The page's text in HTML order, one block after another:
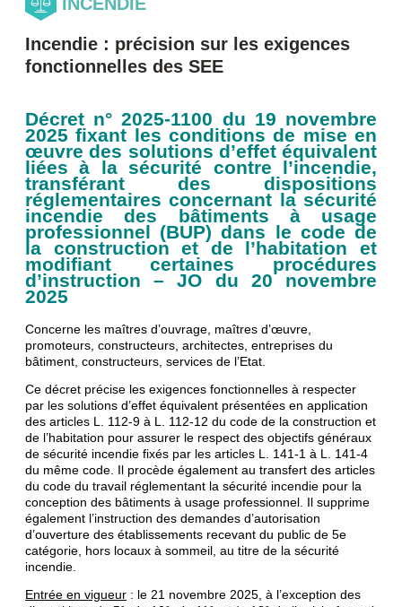
Incendie : précision sur les exigences
fonctionnelles des SEE
Décret n° 2025-1100 du 19 novembre
2025 fixant les conditions de mise en
œuvre des solutions d’effet équivalent
liées à la sécurité contre l’incendie,
transférant des dispositions
réglementaires concernant la sécurité
incendie des bâtiments à usage
professionnel (BUP) dans le code de
la construction et de l’habitation et
modifiant certaines procédures
d’instruction – JO du 20 novembre
2025
Concerne les maîtres d’ouvrage, maîtres d’œuvre,
promoteurs, constructeurs, architectes, entreprises du
bâtiment, constructeurs, services de l’Etat.
Ce décret précise les exigences fonctionnelles à respecter
par les solutions d’effet équivalent présentées en application
des articles L. 112-9 à L. 112-12 du code de la construction et
de l’habitation pour assurer le respect des objectifs généraux
de sécurité incendie fixés par les articles L. 141-1 à L. 141-4
du même code. Il procède également au transfert des articles
du code du travail réglementant la sécurité incendie pour la
conception des bâtiments à usage professionnel. Il supprime
également l’instruction des demandes d’autorisation
d’ouverture des établissements recevant du public de 5e
catégorie, hors locaux à sommeil, au titre de la sécurité
incendie.
Entrée en vigueur : le 21 novembre 2025, à l’exception des